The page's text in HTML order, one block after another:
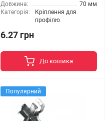
Довжина:
70 мм
Категорія:
Кріплення для
профілю
6.27 грн
До кошика
Популярний